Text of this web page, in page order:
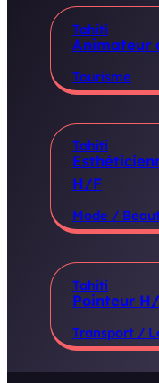
Tahiti
Animateur
Tourisme
Tahiti
H/F
Mode /
Tahiti
Pointeur
Transport /